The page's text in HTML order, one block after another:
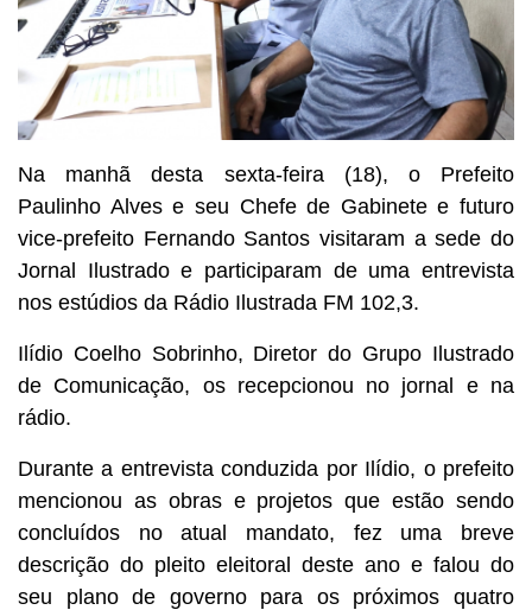
Na manhã desta sexta-feira (18), o Prefeito
Paulinho Alves e seu Chefe de Gabinete e futuro
vice-prefeito Fernando Santos visitaram a sede do
Jornal Ilustrado e participaram de uma entrevista
nos estúdios da Rádio Ilustrada FM 102,3.
Ilídio Coelho Sobrinho, Diretor do Grupo Ilustrado
de Comunicação, os recepcionou no jornal e na
rádio.
Durante a entrevista conduzida por Ilídio, o prefeito
mencionou as obras e projetos que estão sendo
concluídos no atual mandato, fez uma breve
descrição do pleito eleitoral deste ano e falou do
seu plano de governo para os próximos quatro